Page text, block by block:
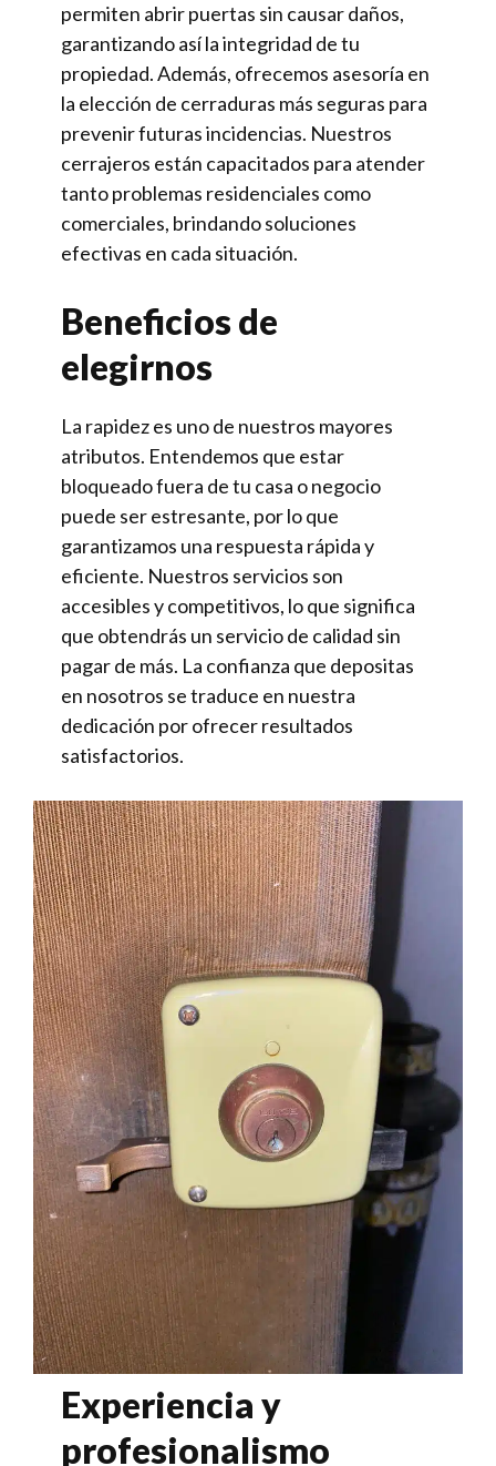
permiten abrir puertas sin causar daños,
garantizando así la integridad de tu
propiedad. Además, ofrecemos asesoría en
la elección de cerraduras más seguras para
prevenir futuras incidencias. Nuestros
cerrajeros están capacitados para atender
tanto problemas residenciales como
comerciales, brindando soluciones
efectivas en cada situación.
Beneficios de
elegirnos
La rapidez es uno de nuestros mayores
atributos. Entendemos que estar
bloqueado fuera de tu casa o negocio
puede ser estresante, por lo que
garantizamos una respuesta rápida y
eficiente. Nuestros servicios son
accesibles y competitivos, lo que significa
que obtendrás un servicio de calidad sin
pagar de más. La confianza que depositas
en nosotros se traduce en nuestra
dedicación por ofrecer resultados
satisfactorios.
Experiencia y
profesionalismo